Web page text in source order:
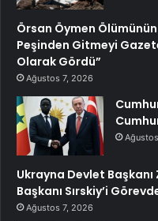
Örsan Öymen Ölümünün
Peşinden Gitmeyi
Olarak Gördü”
Ağustos 7, 2026
Ukrayna Devlet
Başkanı Sırskiy’i
Ağustos 7, 2026